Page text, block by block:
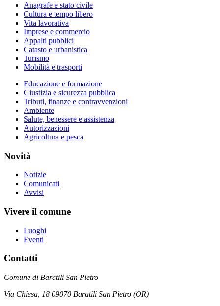
Anagrafe e stato civile
Cultura e tempo libero
Vita lavorativa
Imprese e commercio
Appalti pubblici
Catasto e urbanistica
Turismo
Mobilità e trasporti
Educazione e formazione
Giustizia e sicurezza pubblica
Tributi, finanze e contravvenzioni
Ambiente
Salute, benessere e assistenza
Autorizzazioni
Agricoltura e pesca
Novità
Notizie
Comunicati
Avvisi
Vivere il comune
Luoghi
Eventi
Contatti
Comune di Baratili San Pietro
Via Chiesa, 18 09070 Baratili San Pietro (OR)